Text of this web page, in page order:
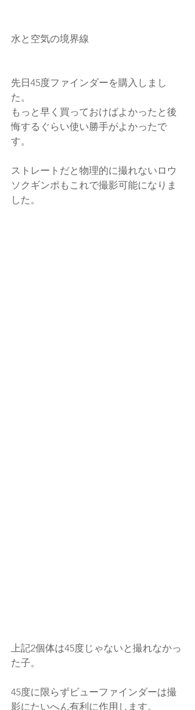
水と空気の境界線
先日45度ファインダーを購入しまし
た。
もっと早く買っておけばよかったと後
悔するぐらい使い勝手がよかったで
す。
ストレートだと物理的に撮れないロウ
ソクギンポもこれで撮影可能になりま
した。
上記2個体は45度じゃないと撮れなかっ
た子。
45度に限らずビューファインダーは撮
影にたいへん有利に作用します。